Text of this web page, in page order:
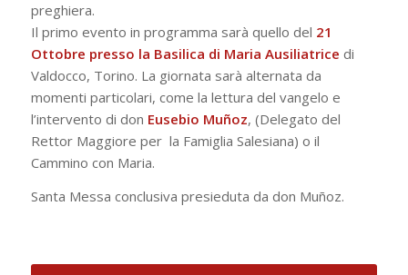
preghiera.
Il primo evento in programma sarà quello del 21
Ottobre presso la Basilica di Maria Ausiliatrice di
Valdocco, Torino. La giornata sarà alternata da
momenti particolari, come la lettura del vangelo e
l’intervento di don Eusebio Muñoz, (Delegato del
Rettor Maggiore per la Famiglia Salesiana) o il
Cammino con Maria.
Santa Messa conclusiva presieduta da don Muñoz.